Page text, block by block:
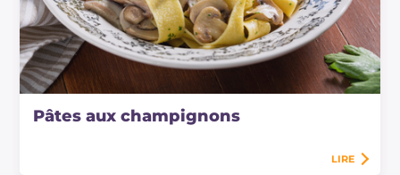
Pâtes aux champignons
LIRE